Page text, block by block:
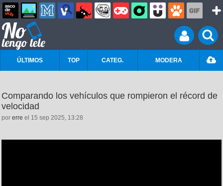
ÚLTIMOS TOP CATEG. MODERA
Comparando los vehículos que rompieron el récord de
velocidad
por erre el 15 sep 2025, 13:28